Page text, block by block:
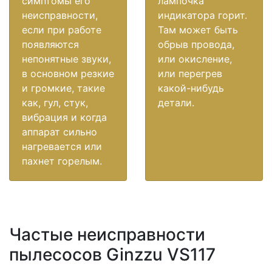
неисправности,
если при работе
появляются
непонятные звуки,
в основном резкие
и громкие, такие
как, гул, стук,
вибрация и когда
аппарат сильно
нагревается или
пахнет горелым.
индикатора горит.
Там может быть
обрыв провода,
или окисление,
или перегрев
какой-нибудь
детали.
Частые неисправности
пылесосов Ginzzu VS117